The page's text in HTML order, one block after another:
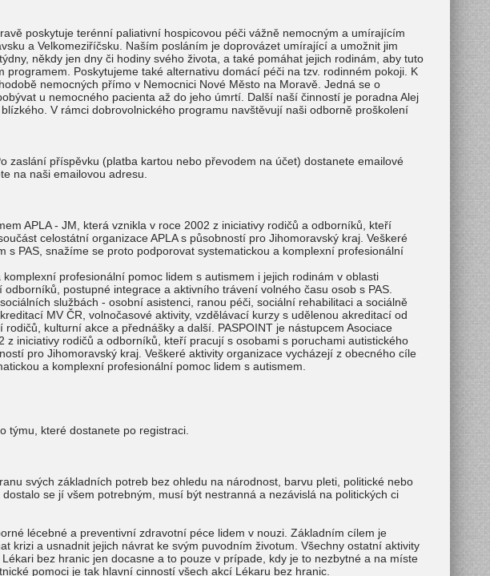
poskytuje terénní paliativní hospicovou péči vážně nemocným a umírajícím
a Velkomeziříčsku. Naším posláním je doprovázet umírající a umožnit jim
někdy jen dny či hodiny svého života, a také pomáhat jejich rodinám, aby tuto
Poskytujeme také alternativu domácí péči na tzv. rodinném pokoji. K
nemocných přímo v Nemocnici Nové Město na Moravě. Jedná se o
u nemocného pacienta až do jeho úmrtí. Další naší činností je poradna Alej
V rámci dobrovolnického programu navštěvují naši odborně proškolení
zaslání příspěvku (platba kartou nebo převodem na účet) dostanete emailové
na naši emailovou adresu.
APLA - JM, která vznikla v roce 2002 z iniciativy rodičů a odborníků, kteří
celostátní organizace APLA s působností pro Jihomoravský kraj. Veškeré
PAS, snažíme se proto podporovat systematickou a komplexní profesionální
profesionální pomoc lidem s autismem i jejich rodinám v oblasti
postupné integrace a aktivního trávení volného času osob s PAS.
službách - osobní asistenci, ranou péči, sociální rehabilitaci a sociálně
MV ČR, volnočasové aktivity, vzdělávací kurzy s udělenou akreditací od
kulturní akce a přednášky a další. PASPOINT je nástupcem Asociace
iniciativy rodičů a odborníků, kteří pracují s osobami s poruchami autistického
pro Jihomoravský kraj. Veškeré aktivity organizace vycházejí z obecného cíle
a komplexní profesionální pomoc lidem s autismem.
týmu, které dostanete po registraci.
svých základních potreb bez ohledu na národnost, barvu pleti, politické nebo
se jí všem potrebným, musí být nestranná a nezávislá na politických ci
lécebné a preventivní zdravotní péce lidem v nouzi. Základním cílem je
krizi a usnadnit jejich návrat ke svým puvodním životum. Všechny ostatní aktivity
bez hranic jen docasne a to pouze v prípade, kdy je to nezbytné a na míste
pomoci je tak hlavní cinností všech akcí Lékaru bez hranic.